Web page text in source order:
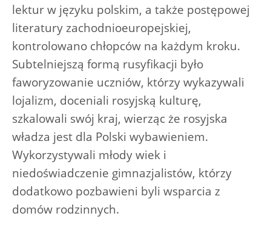
lektur w języku polskim, a także postępowej
literatury zachodnioeuropejskiej,
kontrolowano chłopców na każdym kroku.
Subtelniejszą formą rusyfikacji było
faworyzowanie uczniów, którzy wykazywali
lojalizm, doceniali rosyjską kulturę,
szkalowali swój kraj, wierząc że rosyjska
władza jest dla Polski wybawieniem.
Wykorzystywali młody wiek i
niedoświadczenie gimnazjalistów, którzy
dodatkowo pozbawieni byli wsparcia z
domów rodzinnych.